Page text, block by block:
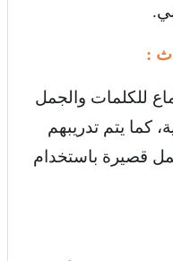
:
للكلمات والجمل
كما يتم تدريبهم
قصيرة باستخدام